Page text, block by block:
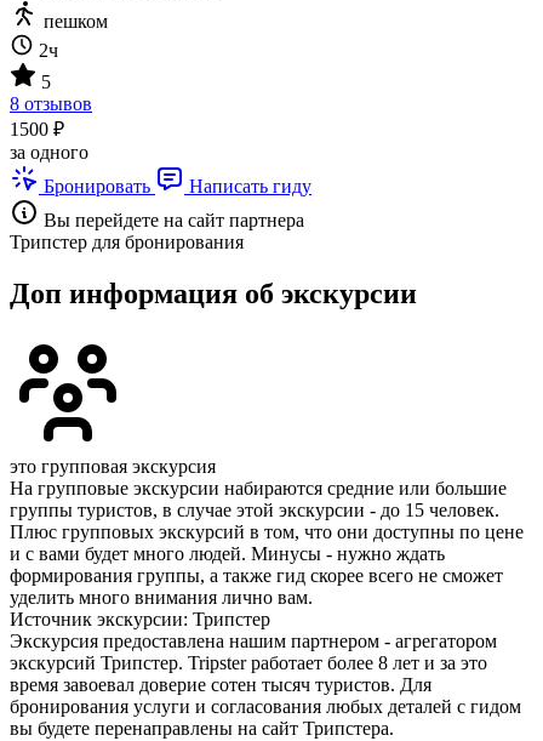
пешком
2ч
5
8 отзывов
1500 ₽
за одного
Бронировать
Написать гиду
Вы перейдете на сайт партнера
Трипстер для бронирования
Доп информация об экскурсии
это групповая экскурсия
На групповые экскурсии набираются средние или большие
группы туристов, в случае этой экскурсии - до 15 человек.
Плюс групповых экскурсий в том, что они доступны по цене
и с вами будет много людей. Минусы - нужно ждать
формирования группы, а также гид скорее всего не сможет
уделить много внимания лично вам.
Источник экскурсии: Трипстер
Экскурсия предоставлена нашим партнером - агрегатором
экскурсий Трипстер. Tripster работает более 8 лет и за это
время завоевал доверие сотен тысяч туристов. Для
бронирования услуги и согласования любых деталей с гидом
вы будете перенаправлены на сайт Трипстера.